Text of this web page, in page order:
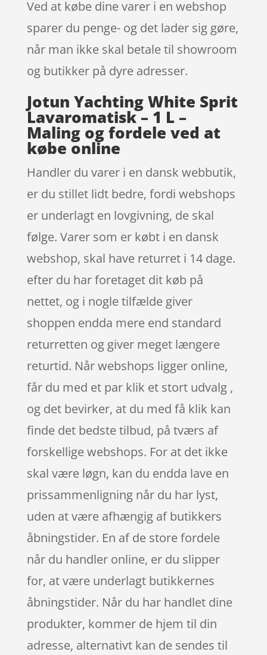
Ved at købe dine varer i en webshop
sparer du penge- og det lader sig gøre,
når man ikke skal betale til showroom
og butikker på dyre adresser.
Jotun Yachting White Sprit
Lavaromatisk – 1 L –
Maling og fordele ved at
købe online
Handler du varer i en dansk webbutik,
er du stillet lidt bedre, fordi webshops
er underlagt en lovgivning, de skal
følge. Varer som er købt i en dansk
webshop, skal have returret i 14 dage.
efter du har foretaget dit køb på
nettet, og i nogle tilfælde giver
shoppen endda mere end standard
returretten og giver meget længere
returtid. Når webshops ligger online,
får du med et par klik et stort udvalg ,
og det bevirker, at du med få klik kan
finde det bedste tilbud, på tværs af
forskellige webshops. For at det ikke
skal være løgn, kan du endda lave en
prissammenligning når du har lyst,
uden at være afhængig af butikkers
åbningstider. En af de store fordele
når du handler online, er du slipper
for, at være underlagt butikkernes
åbningstider. Når du har handlet dine
produkter, kommer de hjem til din
adresse, alternativt kan de sendes til